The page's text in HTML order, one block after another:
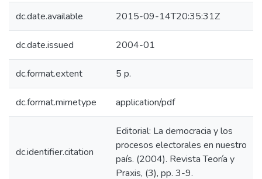
dc.date.available 2015-09-14T20:35:31Z
dc.date.issued 2004-01
dc.format.extent 5 p.
dc.format.mimetype application/pdf
dc.identifier.citation
Editorial: La democracia y los
procesos electorales en nuestro
país. (2004). Revista Teoría y
Praxis, (3), pp. 3-9.